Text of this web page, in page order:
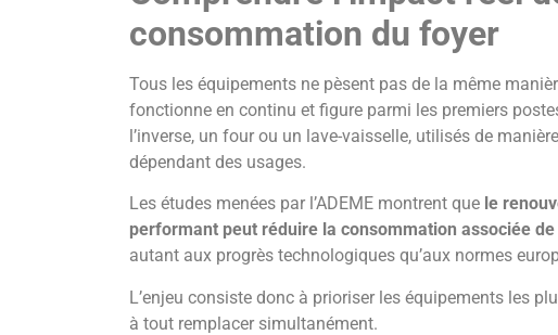
consommation du foyer
Tous les équipements ne pèsent pas de la même
fonctionne en continu et figure parmi les premiers
l’inverse, un four ou un lave-vaisselle, utilisés de
dépendant des usages.
Les études menées par l’ADEME montrent que le
performant peut réduire la consommation associée de
autant aux progrès technologiques qu’aux normes
L’enjeu consiste donc à prioriser les équipements les
à tout remplacer simultanément.